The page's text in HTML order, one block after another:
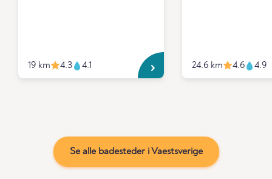
19 km 4.3 4.1 24.6 km 4.6 4.9
Se alle badesteder i Vaestsverige